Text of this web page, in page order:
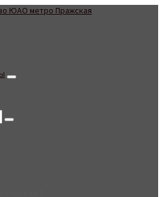
ЮАО метро Пражская